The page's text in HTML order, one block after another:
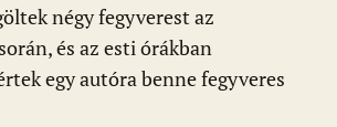
négy fegyverest az
és az esti órákban
egy autóra benne fegyveres